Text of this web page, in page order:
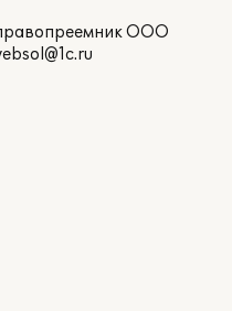
ООО